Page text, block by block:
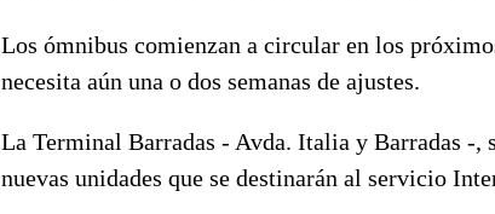
Los ómnibus comienzan a circular en los
necesita aún una o dos semanas de ajustes.
La Terminal Barradas - Avda. Italia y Barradas -,
nuevas unidades que se destinarán al servicio